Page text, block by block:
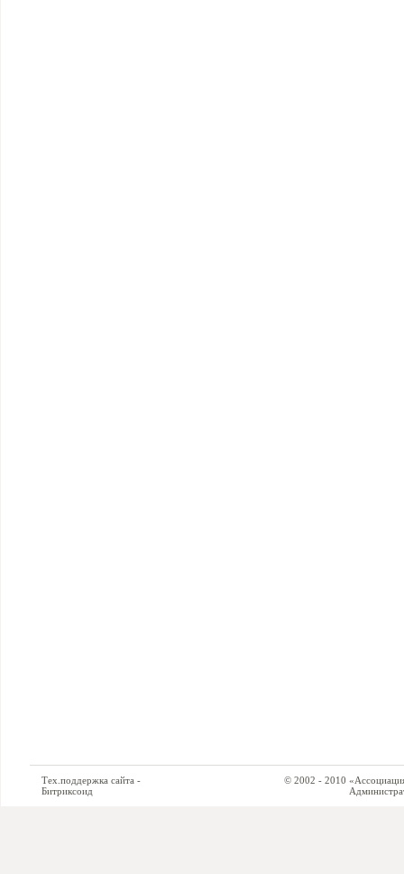
Тех.поддержка сайта -
Битриксоид
© 2002 - 2010 «Ассоциация